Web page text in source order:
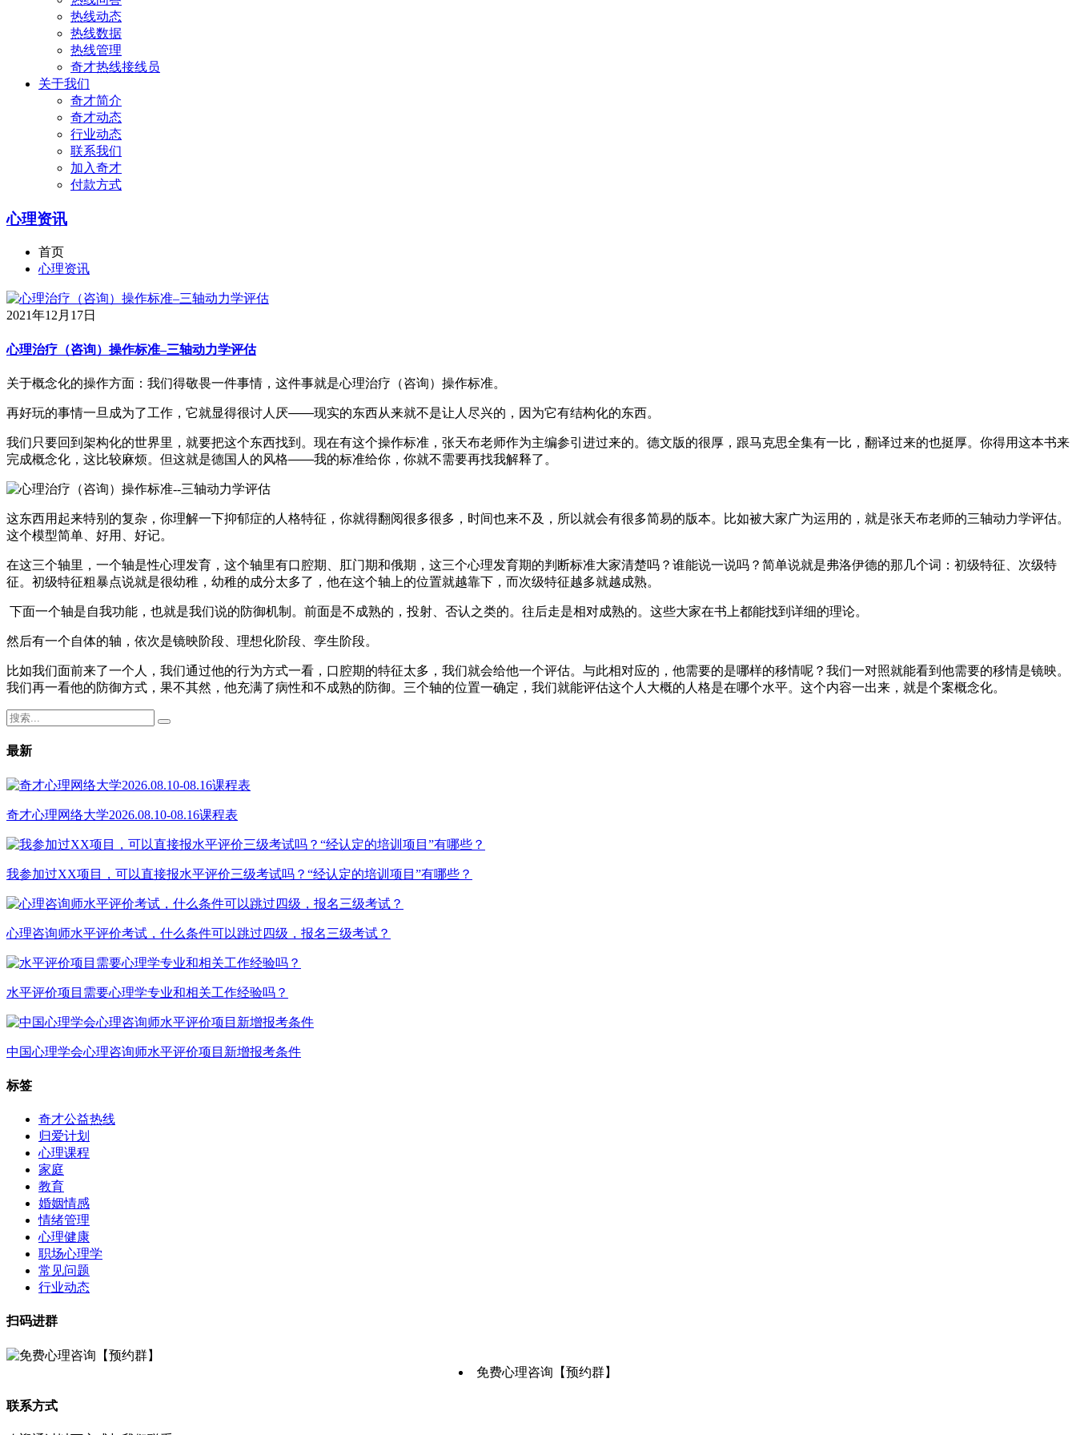
热线动态
热线数据
热线管理
奇才热线接线员
关于我们
奇才简介
奇才动态
行业动态
联系我们
加入奇才
付款方式
心理资讯
首页
心理资讯
2021年12月17日
心理治疗（咨询）操作标准–三轴动力学评估
关于概念化的操作方面：我们得敬畏一件事情，这件事就是心理治疗（咨询）操作标准。
再好玩的事情一旦成为了工作，它就显得很讨人厌——现实的东西从来就不是让人尽兴的，因为它有结构化的东西。
我们只要回到架构化的世界里，就要把这个东西找到。现在有这个操作标准，张天布老师作为主编参引进过来的。德文版的很厚，跟马克思全集有一比，翻译过来的也挺厚。你得用这本书来
完成概念化，这比较麻烦。但这就是德国人的风格——我的标准给你，你就不需要再找我解释了。
这东西用起来特别的复杂，你理解一下抑郁症的人格特征，你就得翻阅很多很多，时间也来不及，所以就会有很多简易的版本。比如被大家广为运用的，就是张天布老师的三轴动力学评估。
这个模型简单、好用、好记。
在这三个轴里，一个轴是性心理发育，这个轴里有口腔期、肛门期和俄期，这三个心理发育期的判断标准大家清楚吗？谁能说一说吗？简单说就是弗洛伊德的那几个词：初级特征、次级特
征。初级特征粗暴点说就是很幼稚，幼稚的成分太多了，他在这个轴上的位置就越靠下，而次级特征越多就越成熟。
下面一个轴是自我功能，也就是我们说的防御机制。前面是不成熟的，投射、否认之类的。往后走是相对成熟的。这些大家在书上都能找到详细的理论。
然后有一个自体的轴，依次是镜映阶段、理想化阶段、孪生阶段。
比如我们面前来了一个人，我们通过他的行为方式一看，口腔期的特征太多，我们就会给他一个评估。与此相对应的，他需要的是哪样的移情呢？我们一对照就能看到他需要的移情是镜映。
我们再一看他的防御方式，果不其然，他充满了病性和不成熟的防御。三个轴的位置一确定，我们就能评估这个人大概的人格是在哪个水平。这个内容一出来，就是个案概念化。
最新
奇才心理网络大学2026.08.10-08.16课程表
我参加过XX项目，可以直接报水平评价三级考试吗？“经认定的培训项目”有哪些？
心理咨询师水平评价考试，什么条件可以跳过四级，报名三级考试？
水平评价项目需要心理学专业和相关工作经验吗？
中国心理学会心理咨询师水平评价项目新增报考条件
标签
奇才公益热线
归爱计划
心理课程
家庭
教育
婚姻情感
情绪管理
心理健康
职场心理学
常见问题
行业动态
扫码进群
免费心理咨询【预约群】
联系方式